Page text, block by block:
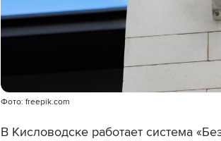
Фото: freepik.com
В Кисловодске работает система